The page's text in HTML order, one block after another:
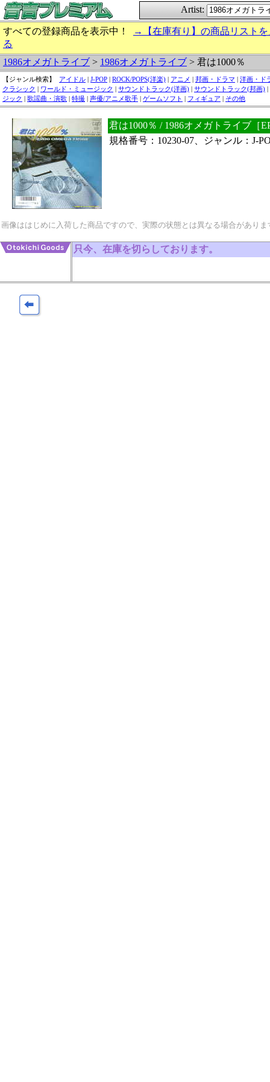
Artist:
すべての登録商品を表示中！
→【在庫有り】の商品リストを
る
1986オメガトライブ > 1986オメガトライブ > 君は1000％
【ジャンル検索】 アイドル | J-POP | ROCK/POPS(洋楽) | アニメ | 邦画・ドラマ | 洋画・ド
クラシック | ワールド・ミュージック | サウンドトラック(洋画) | サウンドトラック(邦画) |
ジック | 歌謡曲・演歌 | 特撮 | 声優/アニメ歌手 | ゲームソフト | フィギュア | その他
君は1000％ / 1986オメガトライブ［
規格番号：10230-07、ジャンル：J-
画像ははじめに入荷した商品ですので、実際の状態とは異なる場合があり
只今、在庫を切らしております。